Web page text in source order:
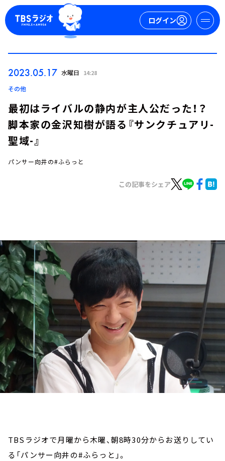
ログイン
イベント・グッズ
YouTube
会社情報
2023.05.17 水曜日 14:28
その他
最初はライバルの静内が主人公だった！？
脚本家の金沢知樹が語る『サンクチュアリ-
聖域-』
パンサー向井の#ふらっと
この記事をシェア
TBSラジオで月曜から木曜、朝8時30分からお送りしてい
る「パンサー向井の#ふらっと」。